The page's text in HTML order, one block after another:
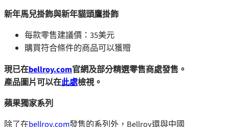
新年馬兒掛飾與新年貓頭鷹掛飾
每款零售建議價：35美元
購買符合條件的商品可以獲贈
現已在bellroy.com官網及部分精選零售商處發售。
產品圖片可以在此處檢視。
蘋果獨家系列
除了在bellroy.com發售的系列外，Bellroy還與中國